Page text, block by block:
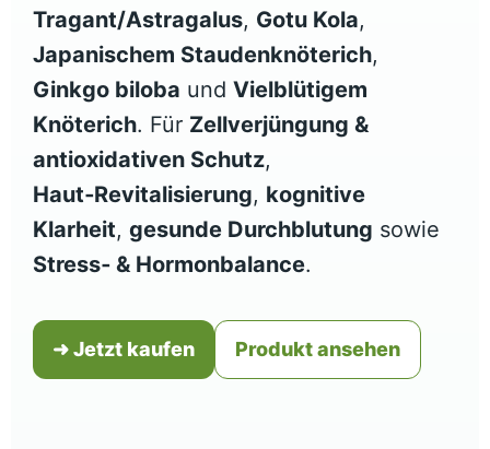
Tragant/Astragalus, Gotu Kola,
Japanischem Staudenknöterich,
Ginkgo biloba und Vielblütigem
Knöterich. Für Zellverjüngung &
antioxidativen Schutz,
Haut‑Revitalisierung, kognitive
Klarheit, gesunde Durchblutung sowie
Stress‑ & Hormonbalance.
➜ Jetzt kaufen Produkt ansehen